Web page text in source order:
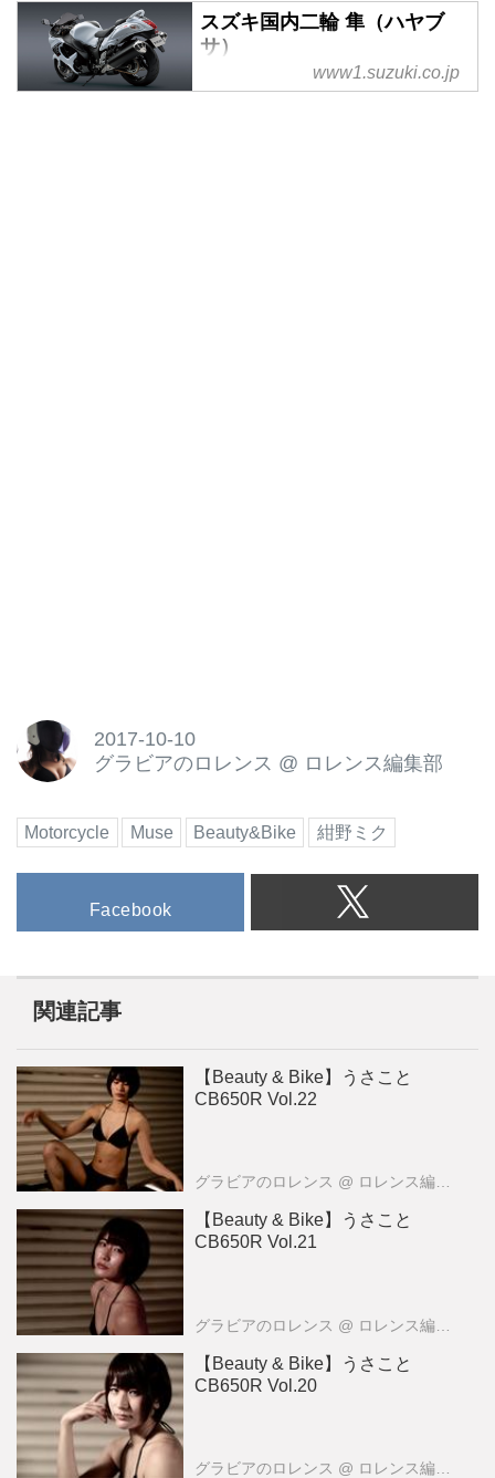
スズキ国内二輪 隼（ハヤブ
サ）
隼（ハヤブサ） 製品ページ
www1.suzuki.co.jp
2017-10-10
グラビアのロレンス @ ロレンス編集部
Motorcycle Muse Beauty&Bike 紺野ミク
Facebook
関連記事
【Beauty & Bike】うさこと
CB650R Vol.22
グラビアのロレンス @ ロレンス編集部
【Beauty & Bike】うさこと
CB650R Vol.21
グラビアのロレンス @ ロレンス編集部
【Beauty & Bike】うさこと
CB650R Vol.20
グラビアのロレンス @ ロレンス編集部